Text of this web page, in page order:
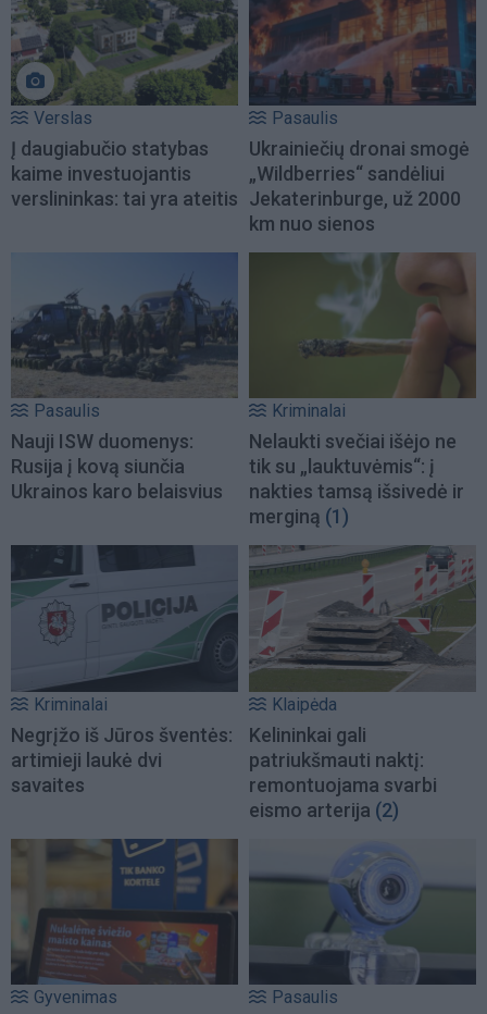
Verslas
Į daugiabučio statybas
kaime investuojantis
verslininkas: tai yra ateitis
Pasaulis
Ukrainiečių dronai smogė
„Wildberries“ sandėliui
Jekaterinburge, už 2000
km nuo sienos
Pasaulis
Nauji ISW duomenys:
Rusija į kovą siunčia
Ukrainos karo belaisvius
Kriminalai
Nelaukti svečiai išėjo ne
tik su „lauktuvėmis“: į
nakties tamsą išsivedė ir
merginą (1)
Kriminalai
Negrįžo iš Jūros šventės:
artimieji laukė dvi
savaites
Klaipėda
Kelininkai gali
patriukšmauti naktį:
remontuojama svarbi
eismo arterija (2)
Gyvenimas Pasaulis